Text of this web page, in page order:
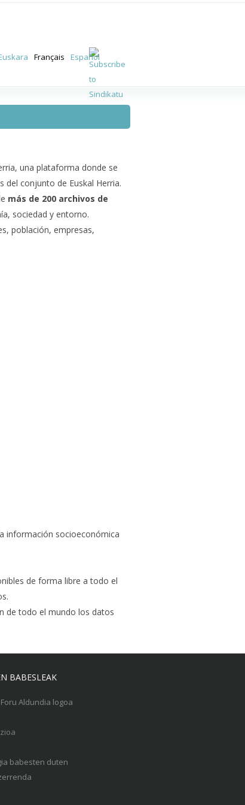
Français Español
una plataforma donde se
conjunto de Euskal Herria.
más de 200 archivos de
sociedad y entorno.
población, empresas,
información socioeconómica
de forma libre a todo el
de todo el mundo los datos
BABESLEAK
babesten duten